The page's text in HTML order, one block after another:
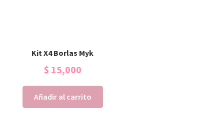
Kit X4 Borlas Myk
$ 15,000
Añadir al carrito